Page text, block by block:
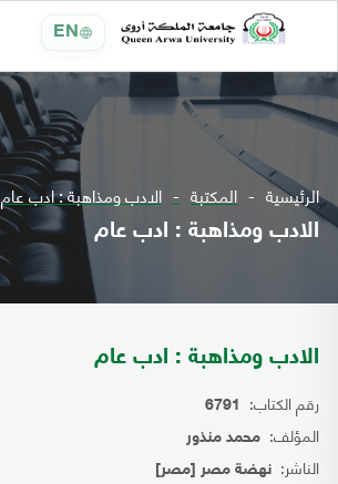
EN
الرئيسية المكتبة الادب ومذاهبة : ادب عام
الادب ومذاهبة : ادب عام
الادب ومذاهبة : ادب عام
رقم الكتاب: 6791
المؤلف: محمد منذور
الناشر: نهضة مصر [مصر]